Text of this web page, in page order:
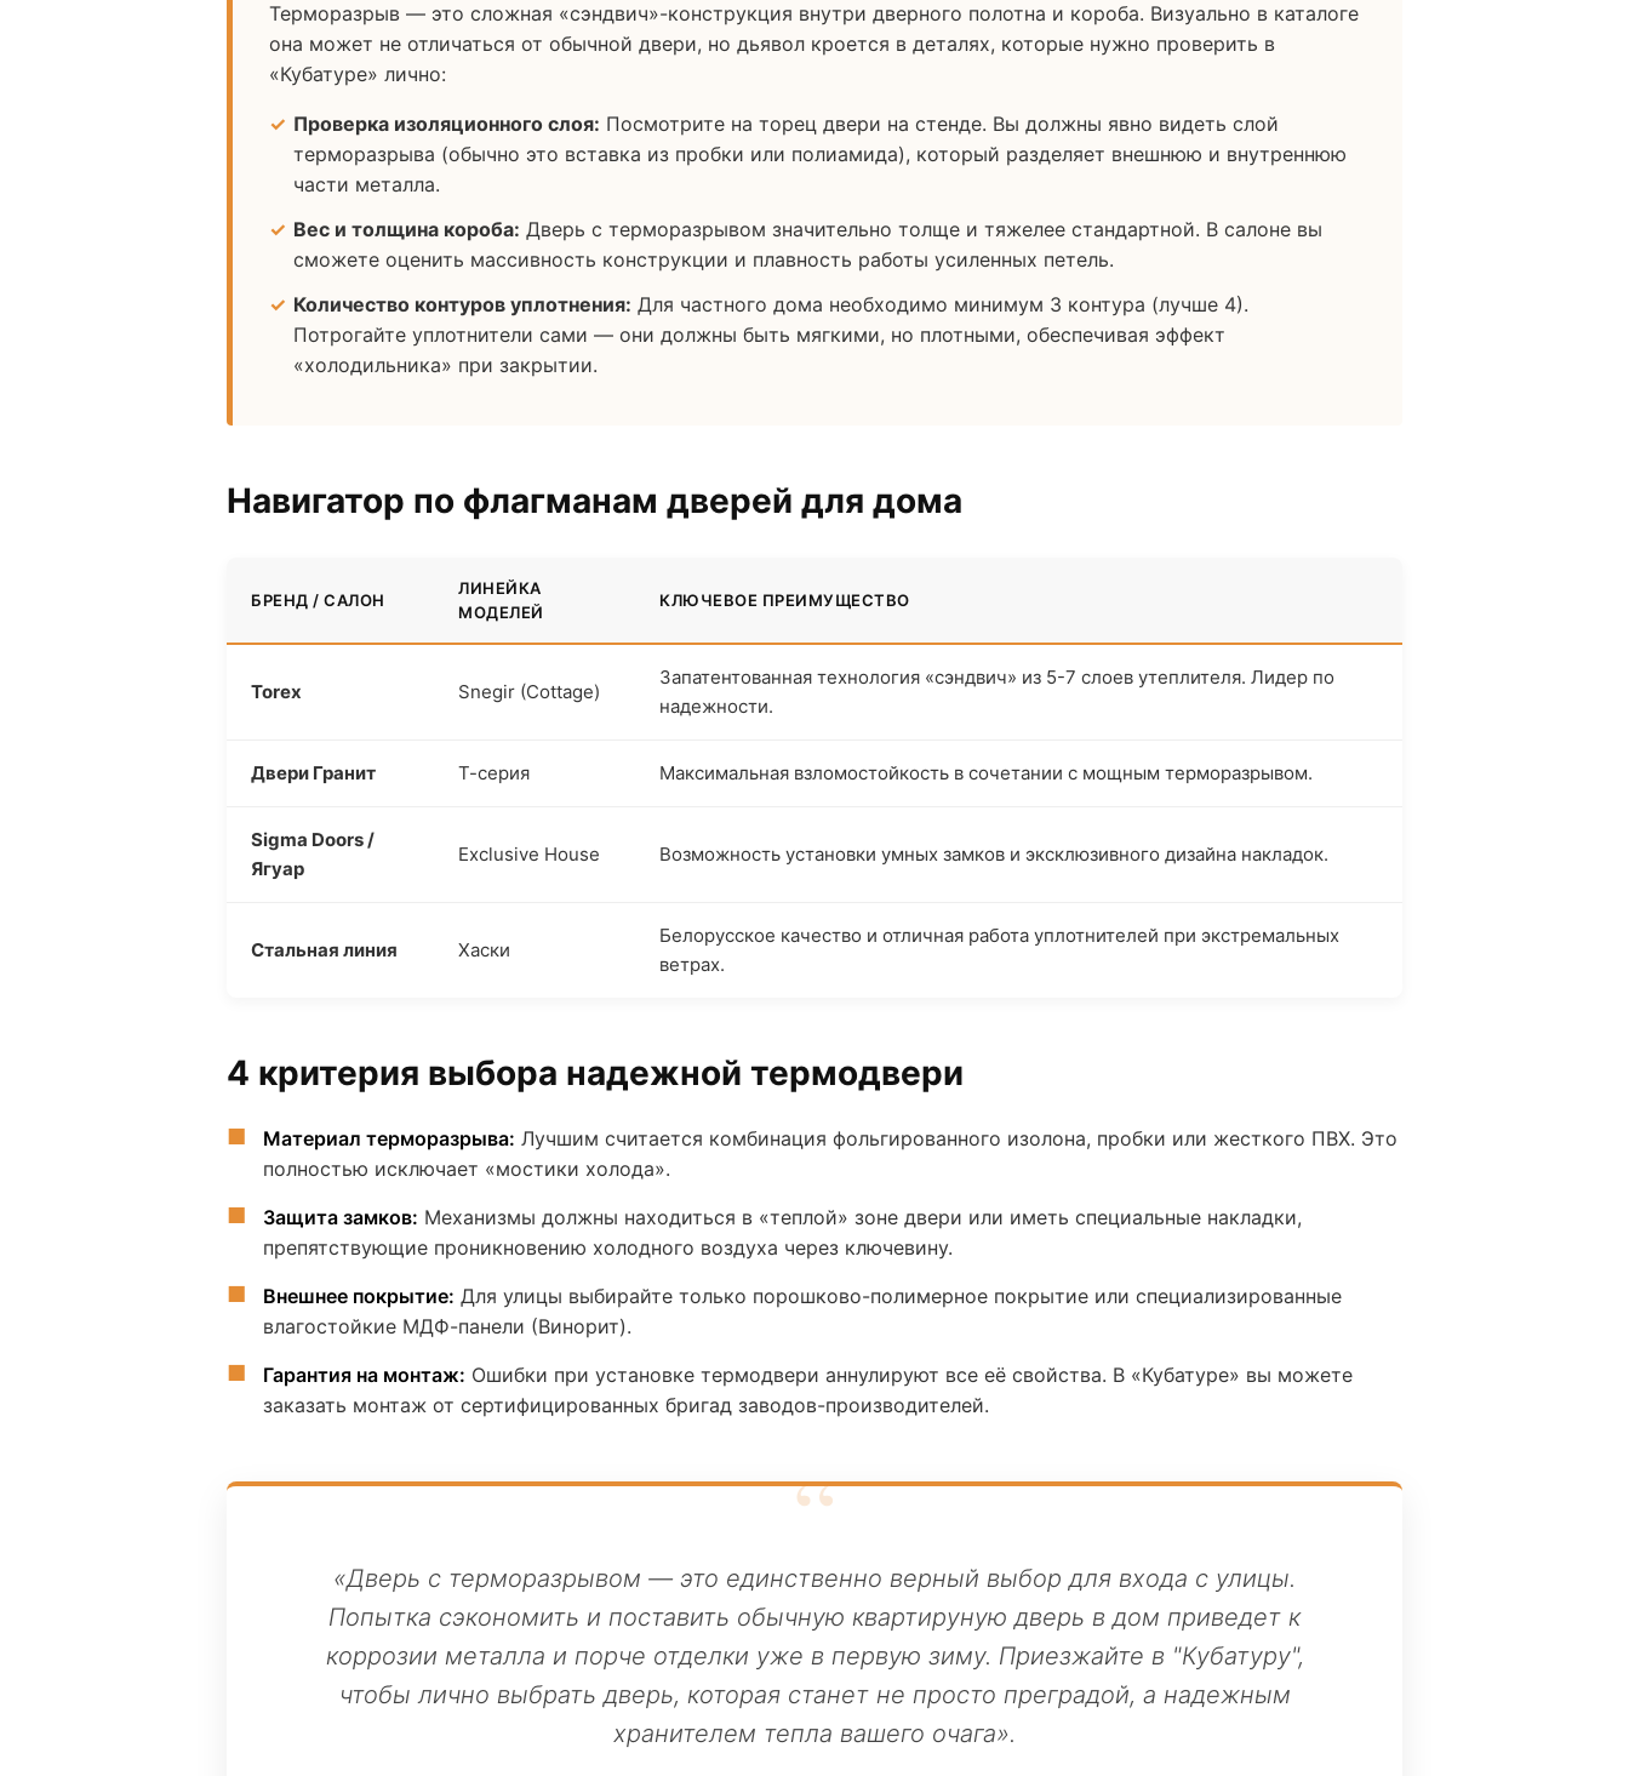
Терморазрыв — это сложная «сэндвич»-конструкция внутри дверного полотна и короба. Визуально в каталоге
она может не отличаться от обычной двери, но дьявол кроется в деталях, которые нужно проверить в
«Кубатуре» лично:
Проверка изоляционного слоя: Посмотрите на торец двери на стенде. Вы должны явно видеть слой
терморазрыва (обычно это вставка из пробки или полиамида), который разделяет внешнюю и внутреннюю
части металла.
Вес и толщина короба: Дверь с терморазрывом значительно толще и тяжелее стандартной. В салоне вы
сможете оценить массивность конструкции и плавность работы усиленных петель.
Количество контуров уплотнения: Для частного дома необходимо минимум 3 контура (лучше 4).
Потрогайте уплотнители сами — они должны быть мягкими, но плотными, обеспечивая эффект
«холодильника» при закрытии.
Навигатор по флагманам дверей для дома
БРЕНД / САЛОН
ЛИНЕЙКА
МОДЕЛЕЙ
КЛЮЧЕВОЕ ПРЕИМУЩЕСТВО
Torex Snegir (Cottage)
Запатентованная технология «сэндвич» из 5-7 слоев утеплителя. Лидер по
надежности.
Двери Гранит Т-серия Максимальная взломостойкость в сочетании с мощным терморазрывом.
Sigma Doors /
Ягуар
Exclusive House Возможность установки умных замков и эксклюзивного дизайна накладок.
Стальная линия Хаски
Белорусское качество и отличная работа уплотнителей при экстремальных
ветрах.
4 критерия выбора надежной термодвери
Материал терморазрыва: Лучшим считается комбинация фольгированного изолона, пробки или жесткого ПВХ. Это
полностью исключает «мостики холода».
Защита замков: Механизмы должны находиться в «теплой» зоне двери или иметь специальные накладки,
препятствующие проникновению холодного воздуха через ключевину.
Внешнее покрытие: Для улицы выбирайте только порошково-полимерное покрытие или специализированные
влагостойкие МДФ-панели (Винорит).
Гарантия на монтаж: Ошибки при установке термодвери аннулируют все её свойства. В «Кубатуре» вы можете
заказать монтаж от сертифицированных бригад заводов-производителей.
«Дверь с терморазрывом — это единственно верный выбор для входа с улицы.
Попытка сэкономить и поставить обычную квартируную дверь в дом приведет к
коррозии металла и порче отделки уже в первую зиму. Приезжайте в "Кубатуру",
чтобы лично выбрать дверь, которая станет не просто преградой, а надежным
хранителем тепла вашего очага».